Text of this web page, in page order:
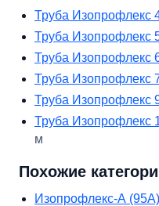
Труба Изопрофлекс
Труба Изопрофлекс
Труба Изопрофлекс
Труба Изопрофлекс
Труба Изопрофлекс
Труба Изопрофлекс
м
Похожие
Изопрофлекс-А (95А)